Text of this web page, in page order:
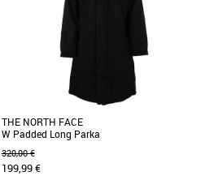
THE NORTH FACE
W Padded Long Parka
320,00 €
199,99 €